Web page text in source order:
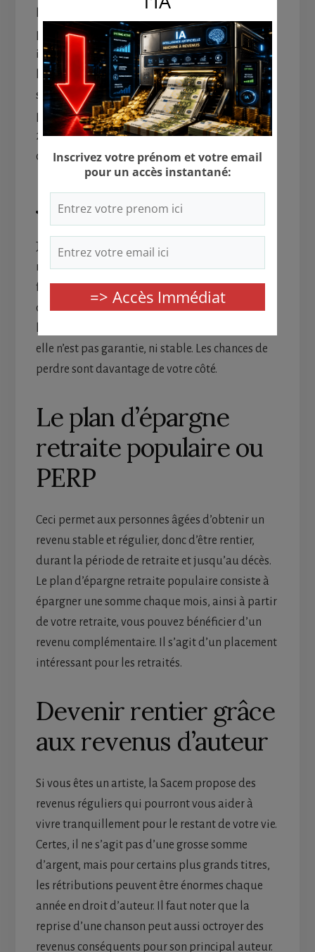
parkings, les studios et la rénovation. Toutefois,
il faut faire attention, car investir dans
l’immobilier représente diverses difficultés,
surtout concernant la fiscalité qui évolue
perpétuellement, ce qui fait qu’un revenu de
2000 euros qui date d’aujourd’hui peut
changer en un revenu de 1000 euros plus tard.
Jouer à la loterie
Jouer à la loterie est aussi un moyen de devenir
rentier. C’est un investissement qui peut vous
faire gagner plusieurs millions de dollars en
quelques instants. Toutefois, il faut noter que la
elle n’est pas garantie, ni stable. Les chances de
perdre sont davantage de votre côté.
Le plan d’épargne
retraite populaire ou
PERP
Ceci permet aux personnes âgées d’obtenir un
revenu stable et régulier, donc d’être rentier,
durant la période de retraite et jusqu’au décès.
Le plan d’épargne retraite populaire consiste à
épargner une somme chaque mois, ainsi à partir
de votre retraite, vous pouvez bénéficier d’un
revenu complémentaire. Il s’agit d’un placement
intéressant pour les retraités.
Devenir rentier grâce
aux revenus d’auteur
Si vous êtes un artiste, la Sacem propose des
revenus réguliers qui pourront vous aider à
vivre tranquillement pour le restant de votre vie.
Certes, il ne s’agit pas d’une grosse somme
d’argent, mais pour certains plus grands titres,
les rétributions peuvent être énormes chaque
année en droit d’auteur. Il faut noter que la
reprise d’une chanson peut aussi octroyer des
revenus conséquents pour son principal auteur.